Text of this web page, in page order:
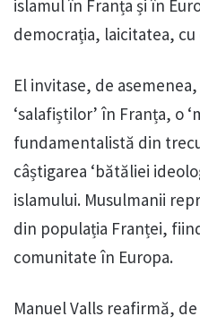
islamul în Franța și în
democrația, laicitatea,
El invitase, de
‘salafiștilor’ în Franța, o
fundamentalistă din
câștigarea ‘bătăliei
islamului. Musulmanii
din populația Franței,
comunitate în Europa.
Manuel Valls reafirmă,